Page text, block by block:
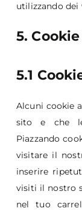
utilizzando dei
5. Cookie
5.1
Alcuni cookie
sito e che
Piazzando
visitare il
inserire
visiti il nostro
nel tuo